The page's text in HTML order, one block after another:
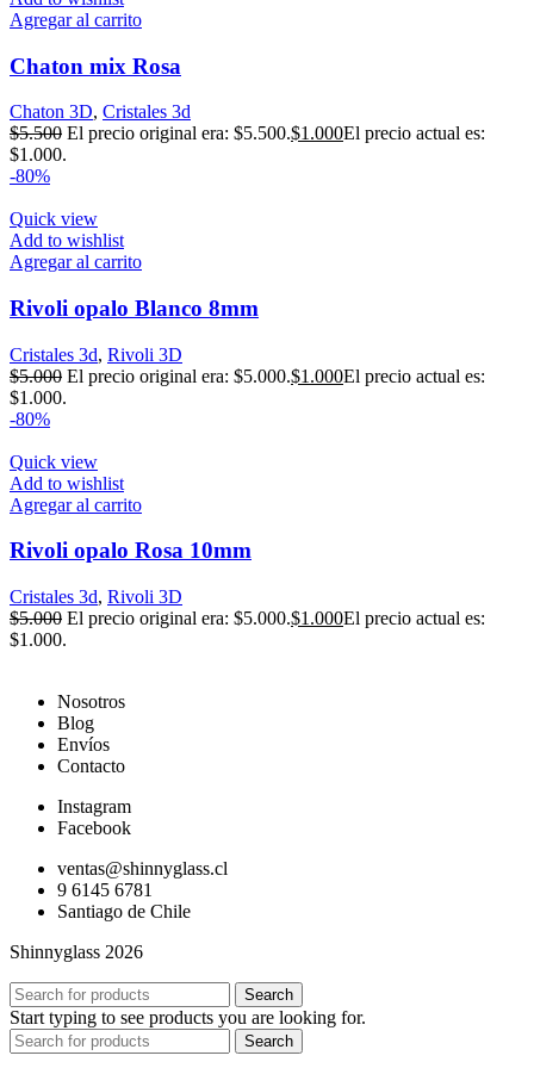
Agregar al carrito
Chaton mix Rosa
Chaton 3D, Cristales 3d
$5.500 El precio original era: $5.500.$1.000El precio actual es:
$1.000.
-80%
Quick view
Add to wishlist
Agregar al carrito
Rivoli opalo Blanco 8mm
Cristales 3d, Rivoli 3D
$5.000 El precio original era: $5.000.$1.000El precio actual es:
$1.000.
-80%
Quick view
Add to wishlist
Agregar al carrito
Rivoli opalo Rosa 10mm
Cristales 3d, Rivoli 3D
$5.000 El precio original era: $5.000.$1.000El precio actual es:
$1.000.
Nosotros
Blog
Envíos
Contacto
Instagram
Facebook
ventas@shinnyglass.cl
9 6145 6781
Santiago de Chile
Shinnyglass 2026
Search
Start typing to see products you are looking for.
Search